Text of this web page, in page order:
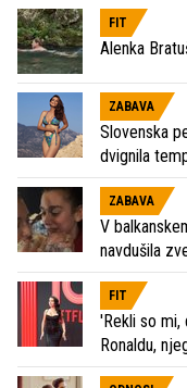
FIT
Alenka
ZABAVA
Slovenska
dvignila
ZABAVA
V
navdušila
FIT
'Rekli so mi,
Ronaldu,